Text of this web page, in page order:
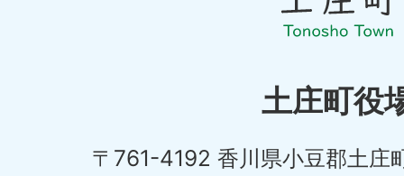
ょ
ち
う
土庄町役
〒761-4192 香川県小豆郡土庄